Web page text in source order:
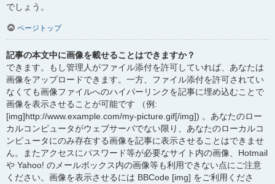
でしょう。
ページトップ
記事の本文中に画像を載せることはできますか？
できます。もし管理人がファイル添付を許可していれば、あなたは
画像をアップロードできます。一方、ファイル添付を許可されてい
なくても画像ファイルへのハイパーリンクを記事に埋め込むことで
画像を表示させることが可能です （例:
[img]http://www.example.com/my-picture.gif[/img]) 。あなたのロー
カルコンピュータがウェブサーバでない限り、あなたのローカルコ
ンピュータにのみ存在する画像を記事に表示させることはできませ
ん。またアクセスにパスワード等が必要なサイト内の画像、Hotmail
や Yahoo! のメールボックス内の画像等も利用できない点にご注意
ください。画像を表示させるには BBCode [img] をご利用くださ